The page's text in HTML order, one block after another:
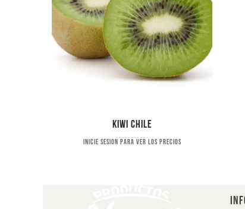
Kiwi Chile
Inicie sesion para ver los precios